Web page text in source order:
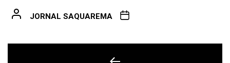
JORNAL SAQUAREMA